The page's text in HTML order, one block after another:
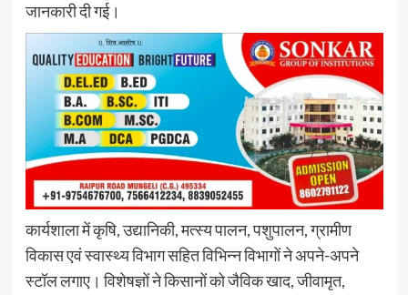
जानकारी दी गई।
कार्यशाला में कृषि, उद्यानिकी, मत्स्य पालन, पशुपालन, ग्रामीण
विकास एवं स्वास्थ्य विभाग सहित विभिन्न विभागों ने अपने-अपने
स्टॉल लगाए। विशेषज्ञों ने किसानों को जैविक खाद, जीवामृत,